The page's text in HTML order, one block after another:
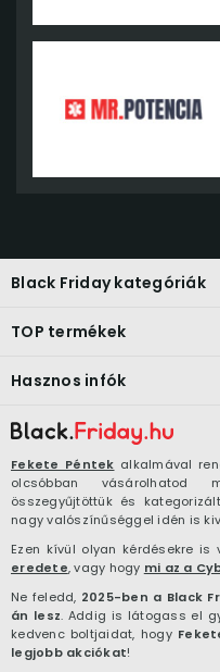
Fekete Péntek alkalmával
olcsóbban vásárolhatod
összegyűjtöttük és
nagy valószínűséggel idén is
Ezen kívül olyan kérdésekre
eredete, vagy hogy mi az a
Ne feledd, 2025-ben a Black
án lesz. Addig is látogass el
kedvenc boltjaidat, hogy
legjobb akciókat!
Black Friday kategóriák
TOP termékek
Hasznos infók